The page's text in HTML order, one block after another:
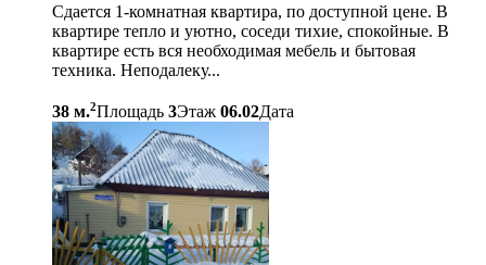
Сдается 1-комнатная квартира, по доступной цене. В
квартире тепло и уютно, соседи тихие, спокойные. В
квартире есть вся необходимая мебель и бытовая
техника. Неподалеку...
38 м.2Площадь 3Этаж 06.02Дата